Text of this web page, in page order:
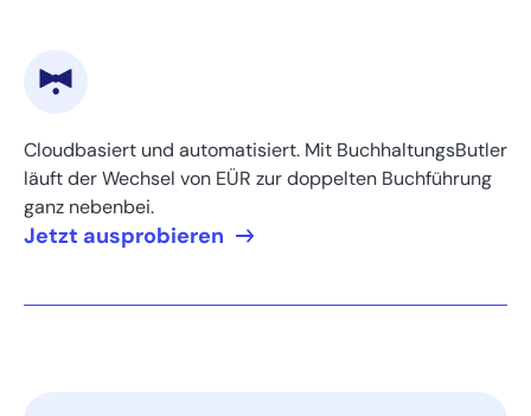
Cloudbasiert und automatisiert. Mit BuchhaltungsButler
läuft der Wechsel von EÜR zur doppelten Buchführung
ganz nebenbei.
Jetzt ausprobieren